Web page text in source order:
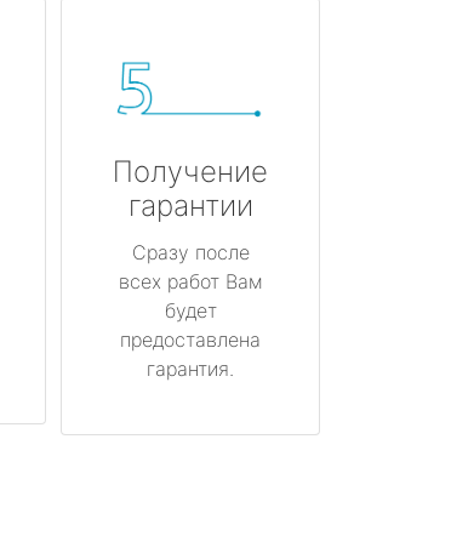
Получение
гарантии
Сразу после
всех работ Вам
будет
предоставлена
гарантия.